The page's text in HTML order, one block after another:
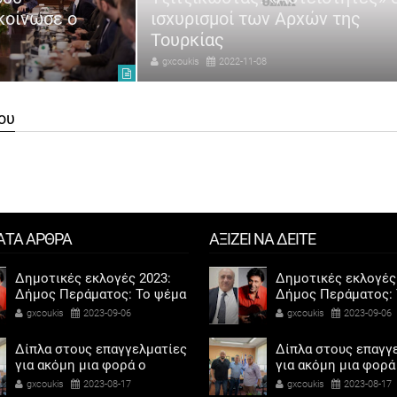
ο
ισχυρισμοί των Αρχών της
Τουρκίας
gxcoukis 2022-11-08
ΑΡΘΡΑ
Δημοτικές εκλογές 2023:
Δήμος Περάματος: Το ψέμα
τελικά έχει κοντά ποδάρια
gxcoukis 2023-09-06
Δίπλα στους επαγγελματίες
για ακόμη μια φορά ο
Αντιδήμαρχος προσόδων
gxcoukis 2023-08-17
ΑΞΙΖΕΙ ΝΑ ΔΕΙΤΕ
Δημοτικές
Δήμος Περάματος:
τελικά έχει κοντά
gxcoukis 2023-09-06
Δίπλα στους
για ακόμη μια
Αντιδήμαρχος
gxcoukis 2023-08-17